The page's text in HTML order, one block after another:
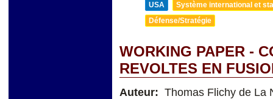
USA
Système international et
Défense/Stratégie
WORKING PAPER -
REVOLTES EN
Auteur: Thomas Flichy de La